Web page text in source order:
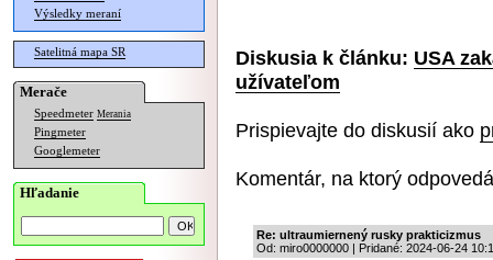
Výsledky meraní
Satelitná mapa SR
Merače
Speedmeter Merania
Pingmeter
Googlemeter
Hľadanie
Diskusia k článku: USA
užívateľom
Prispievajte do diskusií ako
Komentár, na ktorý
Re: ultraumiernený rusky prakticizmus
Od: miro0000000 | Pridané: 2024-06-24